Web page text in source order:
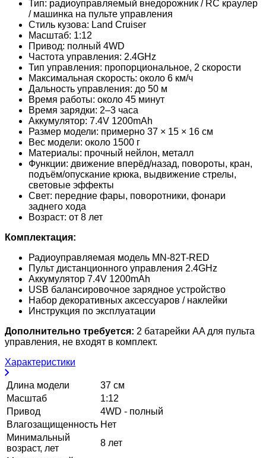
Тип: радиоуправляемый внедорожник / RC краулер
/ машинка на пульте управления
Стиль кузова: Land Cruiser
Масштаб: 1:12
Привод: полный 4WD
Частота управления: 2.4GHz
Тип управления: пропорциональное, 2 скорости
Максимальная скорость: около 6 км/ч
Дальность управления: до 50 м
Время работы: около 45 минут
Время зарядки: 2–3 часа
Аккумулятор: 7.4V 1200mAh
Размер модели: примерно 37 × 15 × 16 см
Вес модели: около 1500 г
Материалы: прочный нейлон, металл
Функции: движение вперёд/назад, повороты, кран,
подъём/опускание крюка, выдвижение стрелы,
световые эффекты
Свет: передние фары, поворотники, фонари
заднего хода
Возраст: от 8 лет
Комплектация:
Радиоуправляемая модель MN-82T-RED
Пульт дистанционного управления 2.4GHz
Аккумулятор 7.4V 1200mAh
USB балансировочное зарядное устройство
Набор декоративных аксессуаров / наклейки
Инструкция по эксплуатации
Дополнительно требуется: 2 батарейки AA для пульта
управления, не входят в комплект.
Характеристики
Длина модели
37 см
Масштаб
1:12
Привод
4WD - полный
Влагозащищенность Нет
Минимальный
возраст, лет
8 лет